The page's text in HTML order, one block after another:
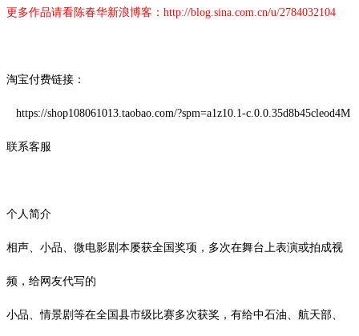
更多作品请看陈春华新浪博客： http://blog.sina.com.cn/u/2784032104
淘宝付费链接：
https://shop108061013.taobao.com/?spm=a1z10.1-c.0.0.35d8b45cleod4M
联系客服
个人简介
相声、小品、微电影剧本屡获全国奖项，多次在舞台上表演或拍成视
频，给网友代写的
小品、情景剧等在全国县市级比赛多次获奖，有给中石油、航天部、